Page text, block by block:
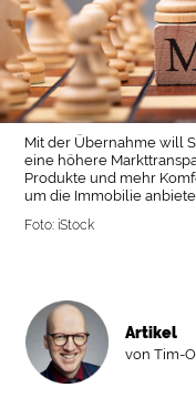
Mit der Übernahme will
eine höhere
Produkte und mehr
um die Immobilie
Foto: iStock
Artikel
von Tim-